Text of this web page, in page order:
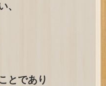
、
とであり